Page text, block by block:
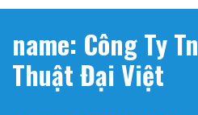
name: Công Ty
Thuật Đại Việt